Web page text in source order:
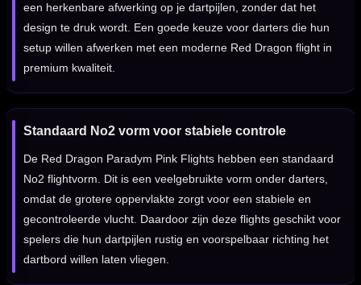
een herkenbare afwerking op je dartpijlen, zonder dat het
design te druk wordt. Een goede keuze voor darters die hun
setup willen afwerken met een moderne Red Dragon flight in
premium kwaliteit.
Standaard No2 vorm voor stabiele controle
De Red Dragon Paradym Pink Flights hebben een standaard
No2 flightvorm. Dit is een veelgebruikte vorm onder darters,
omdat de grotere oppervlakte zorgt voor een stabiele en
gecontroleerde vlucht. Daardoor zijn deze flights geschikt voor
spelers die hun dartpijlen rustig en voorspelbaar richting het
dartbord willen laten vliegen.